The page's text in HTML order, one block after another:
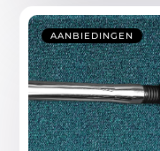
AANBIEDINGEN